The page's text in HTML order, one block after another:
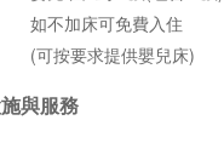
如不加床可免費入住
(可按要求提供嬰兒床)
與服務